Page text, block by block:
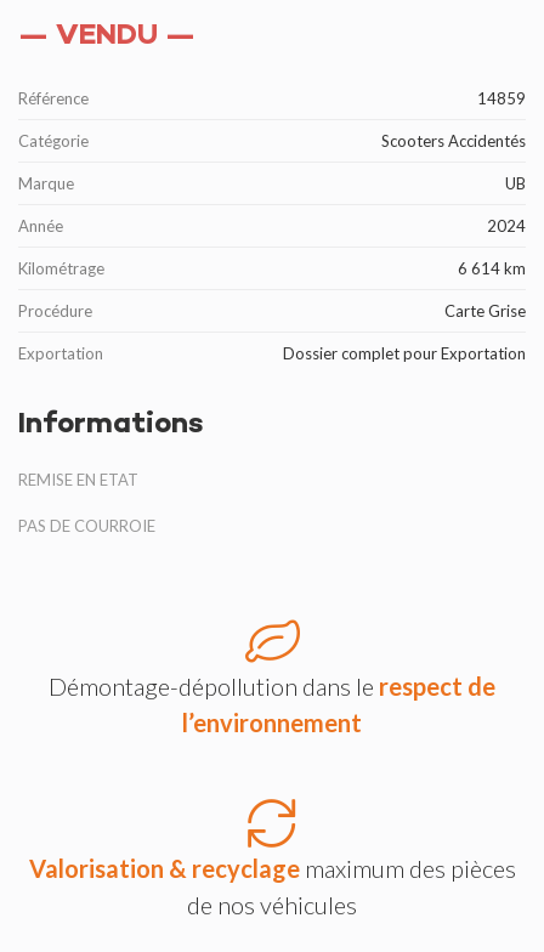
— VENDU —
Référence 14859
Catégorie Scooters Accidentés
Marque UB
Année 2024
Kilométrage 6 614 km
Procédure Carte Grise
Exportation Dossier complet pour Exportation
Informations
REMISE EN ETAT
PAS DE COURROIE
Démontage-dépollution dans le respect de
l’environnement
Valorisation & recyclagemaximum des pièces
de nos véhicules